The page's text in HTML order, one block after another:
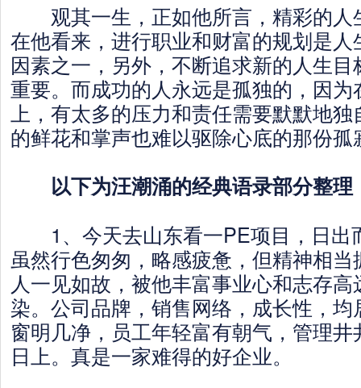
观其一生，正如他所言，精彩的人
在他看来，进行职业和财富的规划是
因素之一，另外，不断追求新的人生
重要。而成功的人永远是孤独的，因
上，有太多的压力和责任需要默默地
的鲜花和掌声也难以驱除心底的那份孤
以下为汪潮涌的经典语录部分整理
1、今天去山东看一PE项目，日出
虽然行色匆匆，略感疲惫，但精神相
人一见如故，被他丰富事业心和志存
染。公司品牌，销售网络，成长性，
窗明几净，员工年轻富有朝气，管理
日上。真是一家难得的好企业。